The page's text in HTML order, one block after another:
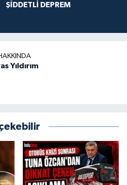
ŞİDDETLİ DEPREM
Yıldırım